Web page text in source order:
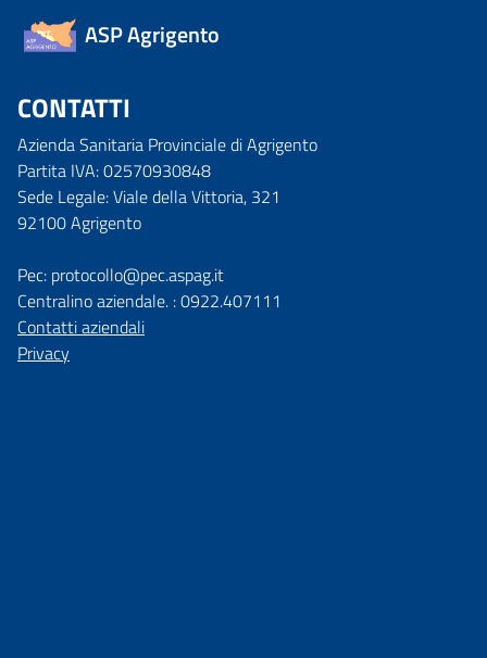
ASP Agrigento
CONTATTI
Azienda Sanitaria Provinciale di Agrigento
Partita IVA: 02570930848
Sede Legale: Viale della Vittoria, 321
92100 Agrigento
Pec: protocollo@pec.aspag.it
Centralino aziendale. : 0922.407111
Contatti aziendali
Privacy